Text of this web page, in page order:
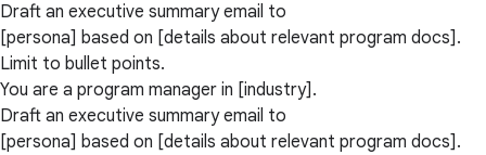
Draft an executive summary email to
[persona] based on [details about relevant program docs].
Limit to bullet points.
You are a program manager in [industry].
Draft an executive summary email to
[persona] based on [details about relevant program docs].